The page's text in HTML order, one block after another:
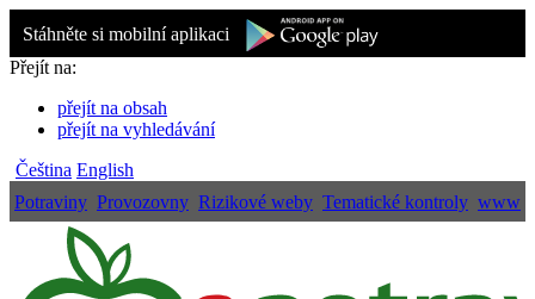
Stáhněte si mobilní aplikaci
Přejít na:
přejít na obsah
přejít na vyhledávání
Čeština English
Potraviny Provozovny Rizikové weby Tematické kontroly www